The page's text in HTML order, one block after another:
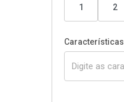
1 2
Características